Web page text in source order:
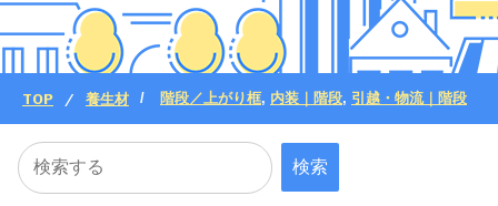
TOP 養生材 階段／上がり框, 内装｜階段, 引越・物流｜階段
検索